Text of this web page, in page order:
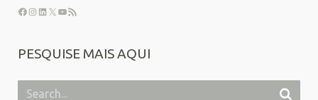
PESQUISE MAIS AQUI